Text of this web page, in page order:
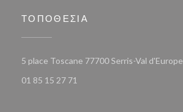
ΤΟΠΟΘΕΣΊΑ
5 place Toscane 77700 Serris-Val d'Europe
01 85 15 27 71